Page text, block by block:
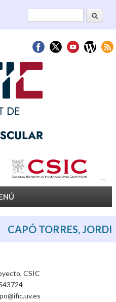
Formulario deBuscar
CAPÓ TORRES, JORDI
CSIC